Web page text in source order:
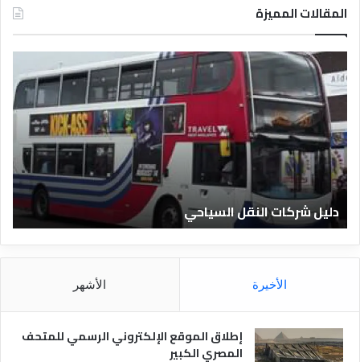
المقالات المميزة
ل
ي
ا
ل
ف
ن
ق
ا
ل
ر
ة
دليل الفنادق المصرية
ق
و
الأخيرة الأشهر
إطلاق الموقع الإلكتروني الرسمي للمتحف
المصري الكبير